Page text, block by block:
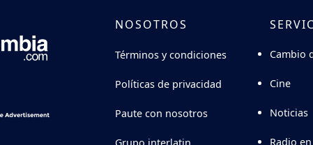
NOSOTROS
Términos y condiciones
Políticas de privacidad
Paute con nosotros
Cambio
Cine
Noticias
Radio